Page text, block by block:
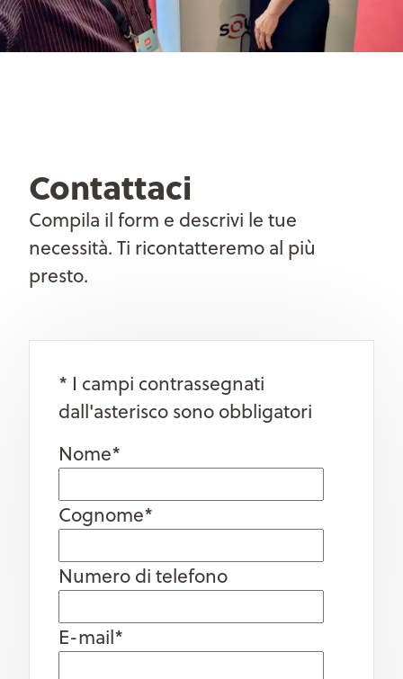
Contattaci
Compila il form e descrivi le tue
necessità. Ti ricontatteremo al più
presto.
* I campi contrassegnati
dall'asterisco sono obbligatori
Nome*
Cognome*
Numero di telefono
E-mail*